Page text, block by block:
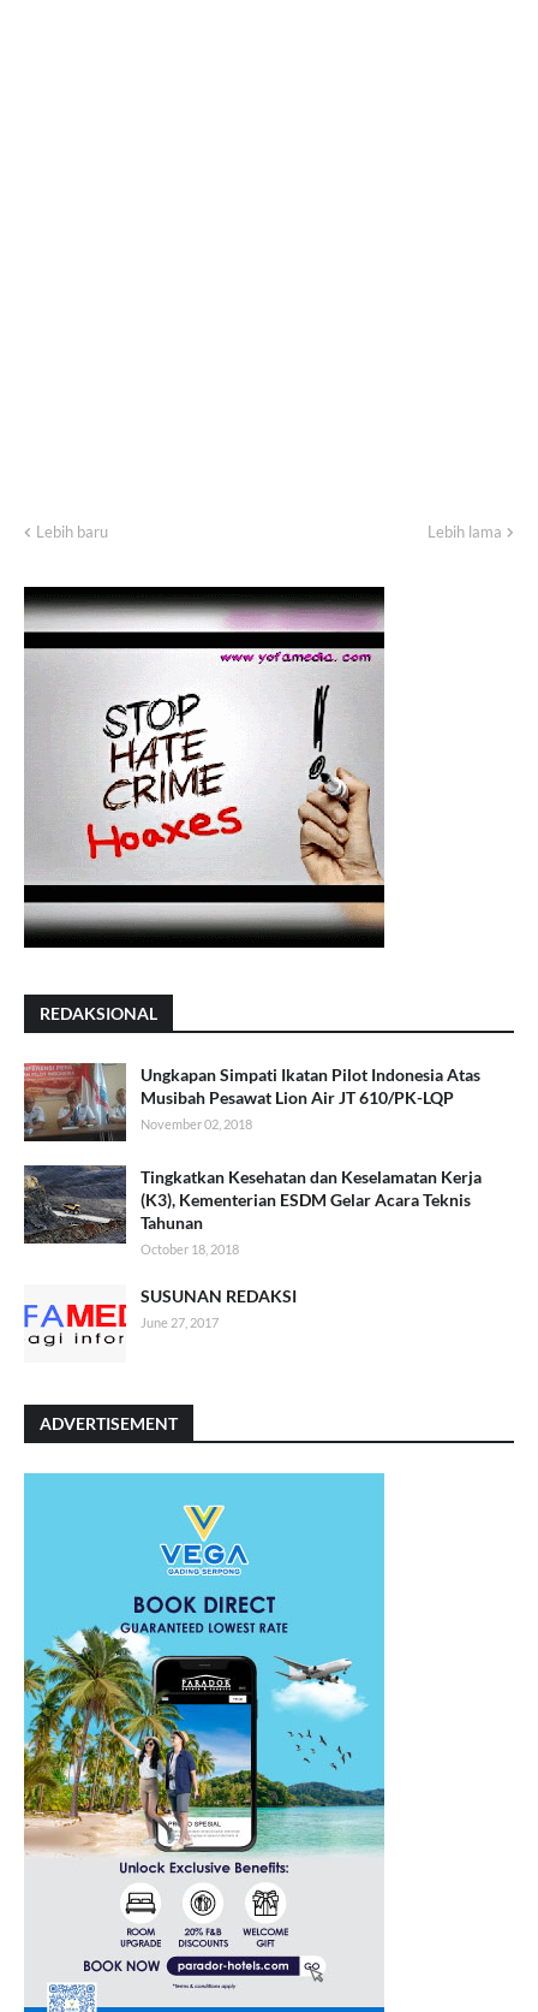
Lebih baru Lebih lama
REDAKSIONAL
Ungkapan Simpati Ikatan Pilot Indonesia Atas
Musibah Pesawat Lion Air JT 610/PK-LQP
November 02, 2018
Tingkatkan Kesehatan dan Keselamatan Kerja
(K3), Kementerian ESDM Gelar Acara Teknis
Tahunan
October 18, 2018
SUSUNAN REDAKSI
June 27, 2017
ADVERTISEMENT